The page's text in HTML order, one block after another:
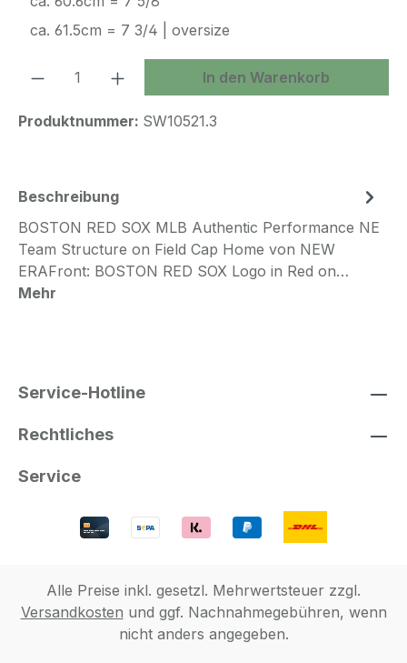
ca. 61.5cm = 7 3/4 | oversize
Produkt Anzahl: Gib denIn den Warenkorb
Produktnummer: SW10521.3
Beschreibung
BOSTON RED SOX MLB Authentic Performance NE
Team Structure on Field Cap Home von NEW
ERAFront: BOSTON RED SOX Logo in Red on…
Mehr
Service-Hotline
Rechtliches
Service
Alle Preise inkl. gesetzl. Mehrwertsteuer zzgl.
Versandkosten und ggf. Nachnahmegebühren, wenn
nicht anders angegeben.